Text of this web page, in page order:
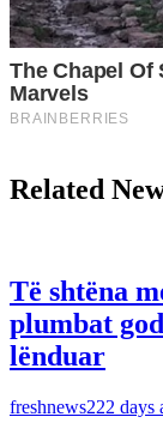
Related
Të shtëna
plumbat
lënduar
freshnews222 days